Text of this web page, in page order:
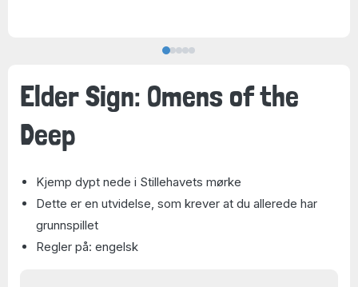
Elder Sign: Omens of the
Deep
Kjemp dypt nede i Stillehavets mørke
Dette er en utvidelse, som krever at du allerede har
grunnspillet
Regler på: engelsk